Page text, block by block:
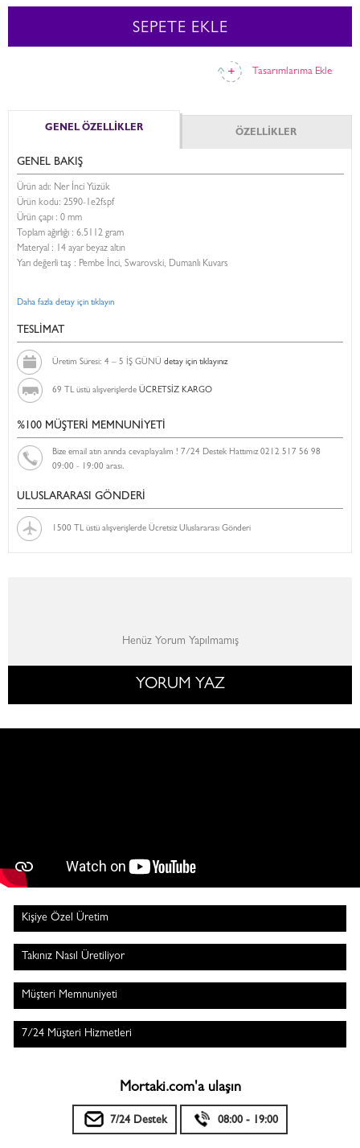
Tasarımlarıma Ekle
SEPETE EKLE
GENEL ÖZELLİKLER ÖZELLİKLER
GENEL BAKIŞ
Ürün adı: Ner İnci Yüzük
Ürün kodu: 2590-1e2fspf
Ürün çapı : 0 mm
Toplam ağırlığı : 6.5112 gram
Materyal : 14 ayar beyaz altın
Yarı değerli taş : Pembe İnci, Swarovski, Dumanlı Kuvars
Daha fazla detay için tıklayın
TESLİMAT
Üretim Süresi: 4 – 5 İŞ GÜNÜ detay için tıklayınız
69 TL üstü alışverişlerde ÜCRETSİZ KARGO
%100 MÜŞTERİ MEMNUNİYETİ
Bize email atın anında cevaplayalım ! 7/24 Destek Hattımız 0212 517 56 98
09:00 - 19:00 arası.
ULUSLARARASI GÖNDERİ
1500 TL üstü alışverişlerde Ücretsiz Uluslararası Gönderi
Henüz Yorum Yapılmamış
YORUM YAZ
Kişiye Özel Üretim
Takınız Nasıl Üretiliyor
Müşteri Memnuniyeti
7/24 Müşteri Hizmetleri
Mortaki.com'a ulaşın
7/24 Destek 08:00 - 19:00